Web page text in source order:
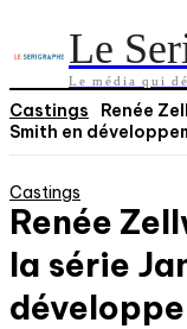
Le
Le média qui
Castings
Renée
Smith en
Castings
Renée
la série